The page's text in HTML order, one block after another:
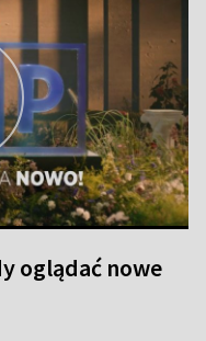
oglądać nowe